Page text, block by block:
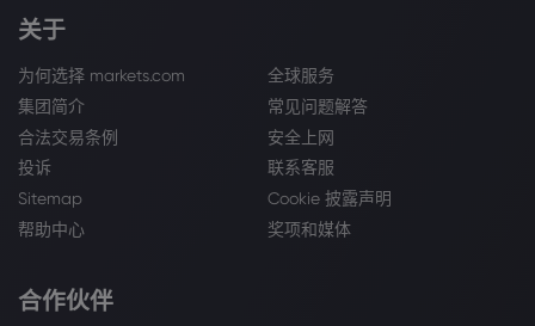
关于
为何选择 markets.com
全球服务
集团简介
常见问题解答
合法交易条例
安全上网
投诉
联系客服
Sitemap
Cookie 披露声明
帮助中心
奖项和媒体
合作伙伴